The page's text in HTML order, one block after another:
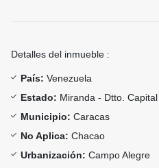
Detalles del inmueble :
País: Venezuela
Estado: Miranda - Dtto. Capital
Municipio: Caracas
No Aplica: Chacao
Urbanización: Campo Alegre